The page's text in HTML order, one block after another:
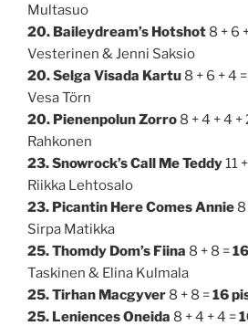
Multasuo
20. Baileydream’s Hotshot 8 + 6
Vesterinen & Jenni Saksio
20. Selga Visada Kartu 8 + 6 + 4 =
Vesa Törn
20. Pienenpolun Zorro 8 + 4 + 4 +
Rahkonen
23. Snowrock’s Call Me Teddy11
Riikka Lehtosalo
23. Picantin Here Comes Annie 8
Sirpa Matikka
25. Thomdy Dom’s Fiina 8 + 8 =
Taskinen & Elina Kulmala
25. Tirhan Macgyver 8 + 8 =16
25. Leniences Oneida 8 + 4 + 4 =